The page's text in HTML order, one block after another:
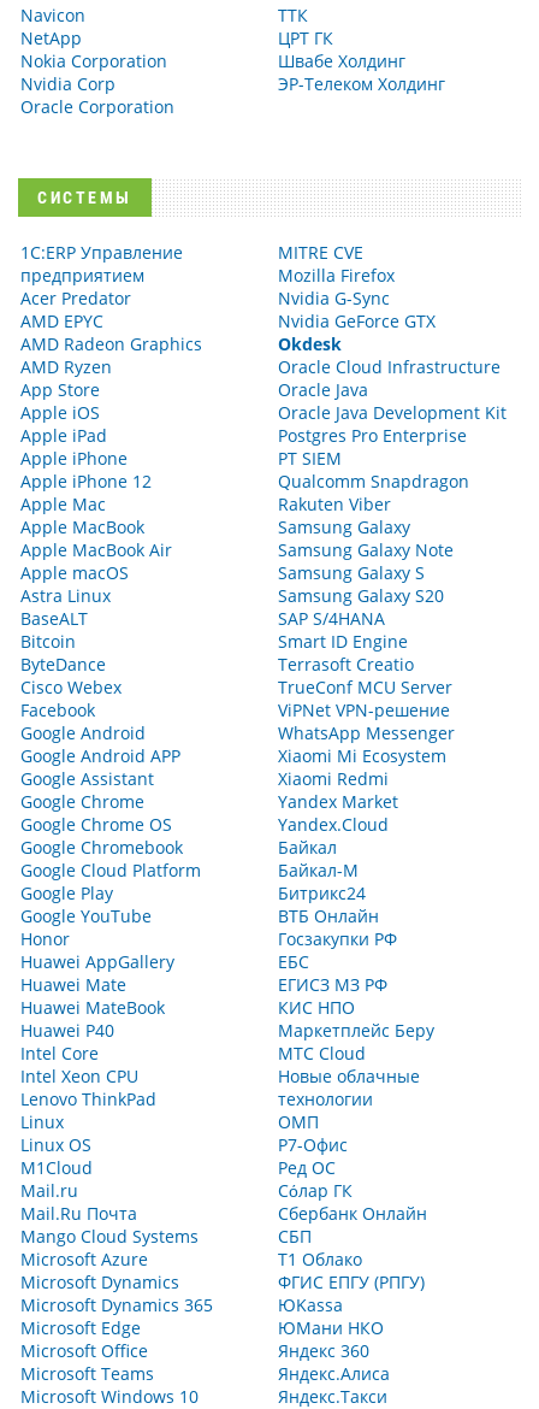
Navicon
NetApp
Nokia Corporation
Nvidia Corp
Oracle Corporation
ТТК
ЦРТ ГК
Швабе Холдинг
ЭР-Телеком Холдинг
СИСТЕМЫ
1С:ERP Управление
предприятием
Acer Predator
AMD EPYC
AMD Radeon Graphics
AMD Ryzen
App Store
Apple iOS
Apple iPad
Apple iPhone
Apple iPhone 12
Apple Mac
Apple MacBook
Apple MacBook Air
Apple macOS
Astra Linux
BaseALT
Bitcoin
ByteDance
Cisco Webex
Facebook
Google Android
Google Android APP
Google Assistant
Google Chrome
Google Chrome OS
Google Chromebook
Google Cloud Platform
Google Play
Google YouTube
Honor
Huawei AppGallery
Huawei Mate
Huawei MateBook
Huawei P40
Intel Core
Intel Xeon CPU
Lenovo ThinkPad
Linux
Linux OS
M1Cloud
Mail.ru
Mail.Ru Почта
Mango Cloud Systems
Microsoft Azure
Microsoft Dynamics
Microsoft Dynamics 365
Microsoft Edge
Microsoft Office
Microsoft Teams
Microsoft Windows 10
MITRE CVE
Mozilla Firefox
Nvidia G-Sync
Nvidia GeForce GTX
Okdesk
Oracle Cloud Infrastructure
Oracle Java
Oracle Java Development Kit
Postgres Pro Enterprise
PT SIEM
Qualcomm Snapdragon
Rakuten Viber
Samsung Galaxy
Samsung Galaxy Note
Samsung Galaxy S
Samsung Galaxy S20
SAP S/4HANA
Smart ID Engine
Terrasoft Creatio
TrueConf MCU Server
ViPNet VPN-решение
WhatsApp Messenger
Xiaomi Mi Ecosystem
Xiaomi Redmi
Yandex Market
Yandex.Cloud
Байкал
Байкал-M
Битрикс24
ВТБ Онлайн
Госзакупки РФ
ЕБС
ЕГИСЗ МЗ РФ
КИС НПО
Маркетплейс Беру
МТС Cloud
Новые облачные
технологии
ОМП
Р7-Офис
Ред ОС
Сόлар ГК
Сбербанк Онлайн
СБП
Т1 Облако
ФГИС ЕПГУ (РПГУ)
ЮKassa
ЮМани НКО
Яндекс 360
Яндекс.Алиса
Яндекс.Такси